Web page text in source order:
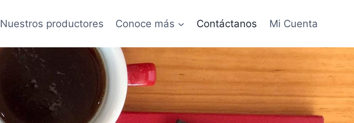
Nuestros productores Conoce más Contáctanos Mi Cuenta